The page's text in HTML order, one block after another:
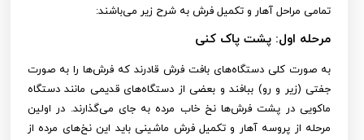
تمامی مراحل آهار و تکمیل فرش به شرح زیر می‌باشند:
مرحله اول: پشت پاک کنی
به صورت کلی دستگاه‌های بافت فرش قادرند که فرش‌ها را به صورت
جفتی (زیر و رو) ببافند و بعضی از دستگاه‌های قدیمی مانند دستگاه
ماکویی در پشت فرش‌ها نخ خاب مرده به جای می‌گذارند. در اولین
مرحله از پروسه آهار و تکمیل فرش ماشینی باید این نخ‌های مرده از